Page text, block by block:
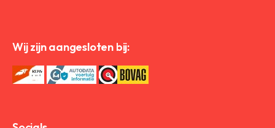
Wij zijn aangesloten bij: